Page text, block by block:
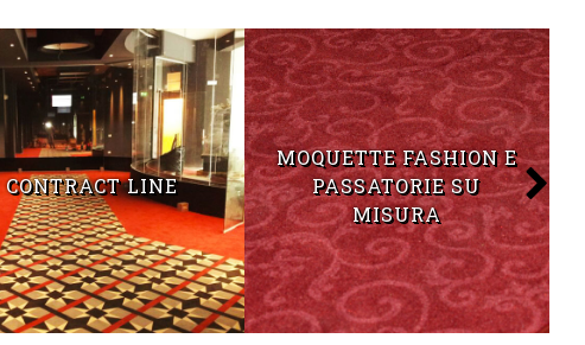
CONTRACT LINE
MOQUETTE FASHION E
PASSATORIE SU
MISURA